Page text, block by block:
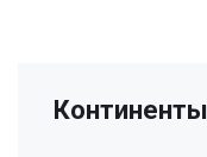
Континенты